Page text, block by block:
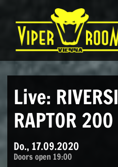
Hauptnavigation
Live:
RAPTOR 200
Do., 17.09.2020
Doors open 19:00